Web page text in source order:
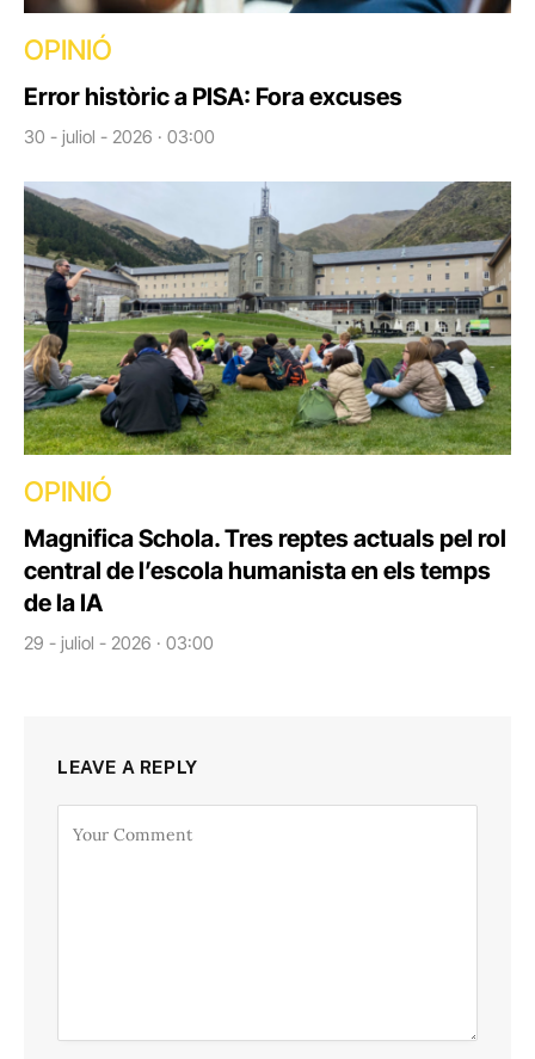
OPINIÓ
Error històric a PISA: Fora excuses
30 - juliol - 2026 · 03:00
OPINIÓ
Magnifica Schola. Tres reptes actuals pel rol
central de l’escola humanista en els temps
de la IA
29 - juliol - 2026 · 03:00
LEAVE A REPLY